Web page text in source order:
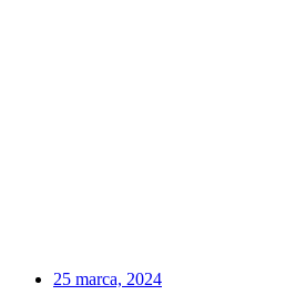
25 marca, 2024